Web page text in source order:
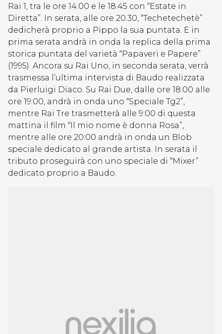
Rai 1, tra le ore 14:00 e le 18.45 con “Estate in
Diretta”. In serata, alle ore 20.30, “Techetechetè”
dedicherà proprio a Pippo la sua puntata. E in
prima serata andrà in onda la replica della prima
storica puntata del varietà “Papaveri e Papere”
(1995). Ancora su Rai Uno, in seconda serata, verrà
trasmessa l’ultima intervista di Baudo realizzata
da Pierluigi Diaco. Su Rai Due, dalle ore 18:00 alle
ore 19:00, andrà in onda uno “Speciale Tg2”,
mentre Rai Tre trasmetterà alle 9:00 di questa
mattina il film “Il mio nome è donna Rosa”,
mentre alle ore 20:00 andrà in onda un Blob
speciale dedicato al grande artista. In serata il
tributo proseguirà con uno speciale di “Mixer”
dedicato proprio a Baudo.